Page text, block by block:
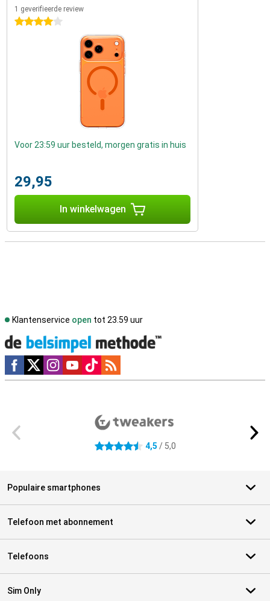
1 geverifieerde review
4 sterren
Voor 23:59 uur besteld, morgen gratis in huis
29,95
In winkelwagen
Klantenservice open tot 23.59 uur
Social media
4.5 sterren 4,5 / 5,0
Populaire smartphones
Telefoon met abonnement
Telefoons
Sim Only